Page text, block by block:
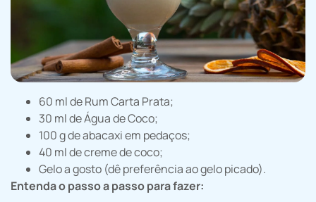
60 ml de Rum Carta Prata;
30 ml de Água de Coco;
100 g de abacaxi em pedaços;
40 ml de creme de coco;
Gelo a gosto (dê preferência ao gelo picado).
Entenda o passo a passo para fazer: